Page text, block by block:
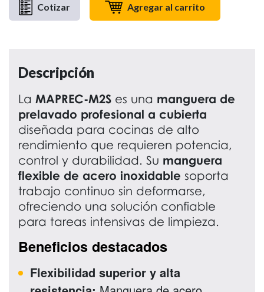
Cotizar Agregar al carrito
Descripción
La MAPREC-M2S es una manguera de
prelavado profesional a cubierta
diseñada para cocinas de alto
rendimiento que requieren potencia,
control y durabilidad. Su manguera
flexible de acero inoxidable soporta
trabajo continuo sin deformarse,
ofreciendo una solución confiable
para tareas intensivas de limpieza.
Beneficios destacados
Flexibilidad superior y alta